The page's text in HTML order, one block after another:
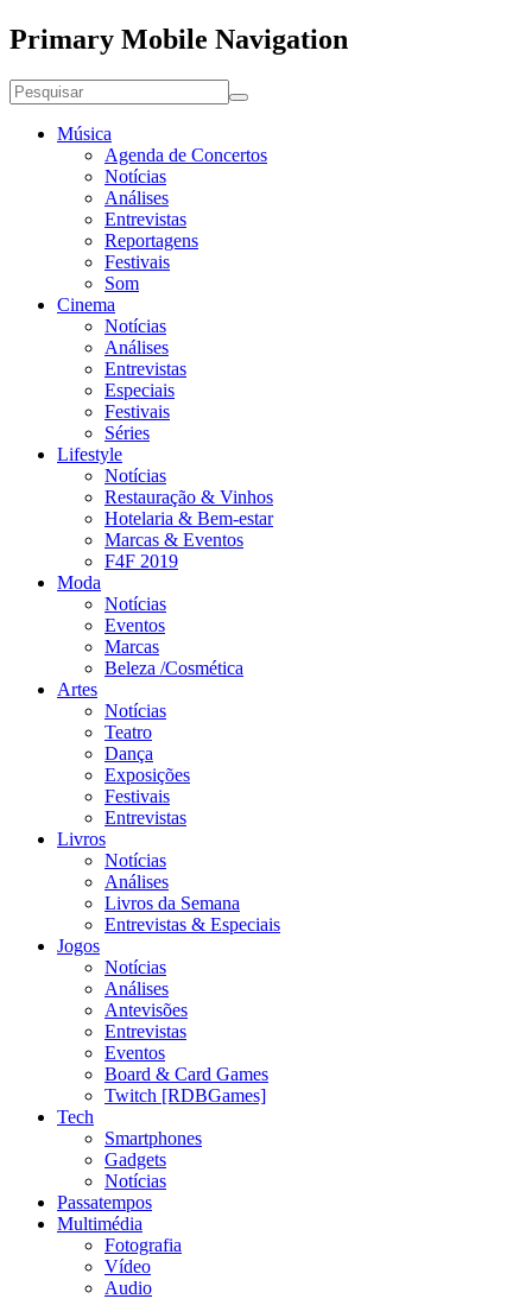
Primary Mobile Navigation
Música
Agenda de Concertos
Notícias
Análises
Entrevistas
Reportagens
Festivais
Som
Cinema
Notícias
Análises
Entrevistas
Especiais
Festivais
Séries
Lifestyle
Notícias
Restauração & Vinhos
Hotelaria & Bem-estar
Marcas & Eventos
F4F 2019
Moda
Notícias
Eventos
Marcas
Beleza /Cosmética
Artes
Notícias
Teatro
Dança
Exposições
Festivais
Entrevistas
Livros
Notícias
Análises
Livros da Semana
Entrevistas & Especiais
Jogos
Notícias
Análises
Antevisões
Entrevistas
Eventos
Board & Card Games
Twitch [RDBGames]
Tech
Smartphones
Gadgets
Notícias
Passatempos
Multimédia
Fotografia
Vídeo
Audio